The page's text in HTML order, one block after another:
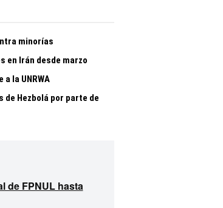
minorías
en Irán desde marzo
la UNRWA
de Hezbolá por parte de
de FPNUL hasta